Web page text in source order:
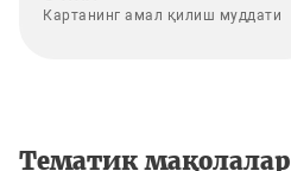
Картанинг амал қилиш муддати
Тематик мақолалар